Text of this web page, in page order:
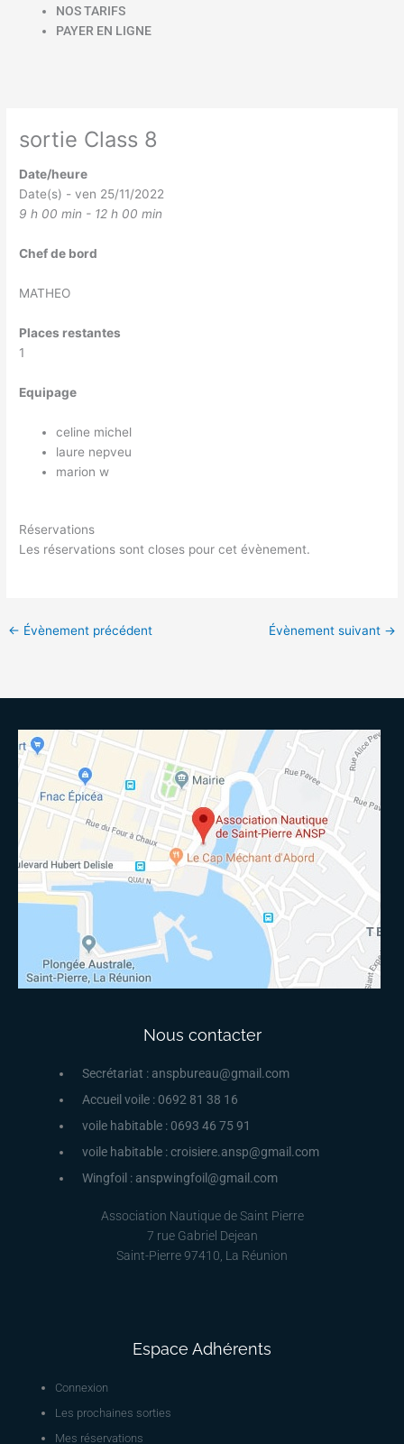
NOS TARIFS
PAYER EN LIGNE
sortie Class 8
Date/heure
Date(s) - ven 25/11/2022
9 h 00 min - 12 h 00 min
Chef de bord
MATHEO
Places restantes
1
Equipage
celine michel
laure nepveu
marion w
Réservations
Les réservations sont closes pour cet évènement.
← Évènement précédent Évènement suivant →
Nous contacter
Secrétariat : anspbureau@gmail.com
Accueil voile : 0692 81 38 16
voile habitable : 0693 46 75 91
voile habitable : croisiere.ansp@gmail.com
Wingfoil : anspwingfoil@gmail.com
Association Nautique de Saint Pierre
7 rue Gabriel Dejean
Saint-Pierre 97410, La Réunion
Espace Adhérents
Connexion
Les prochaines sorties
Mes réservations